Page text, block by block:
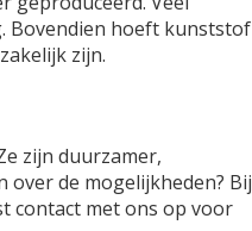
Bovendien hoeft kunststof
zijn.
zijn duurzamer,
de mogelijkheden? Bij
contact met ons op voor